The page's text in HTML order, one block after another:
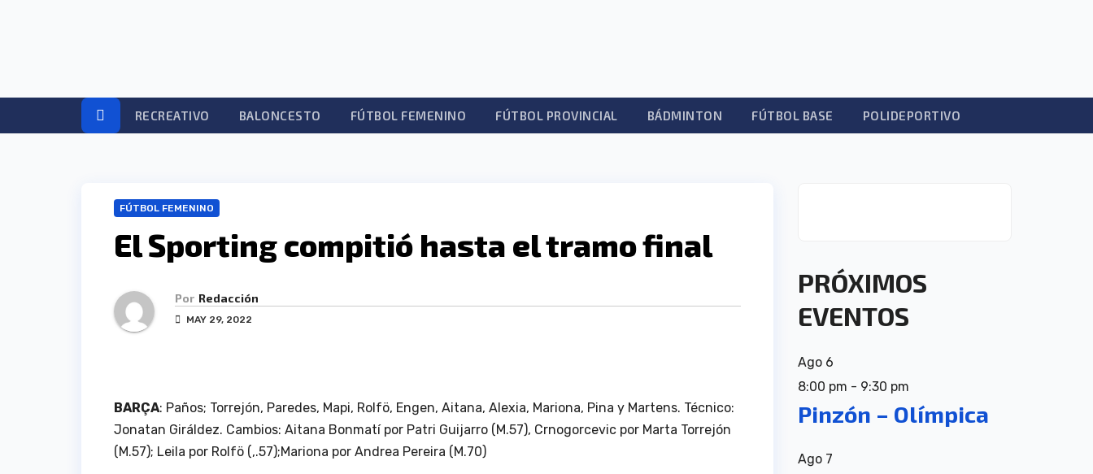
RECREATIVO BALONCESTO FÚTBOL FEMENINO FÚTBOL PROVINCIAL BÁDMINTON FÚTBOL BASE POLIDEPORTIVO
FÚTBOL FEMENINO
El Sporting compitió hasta el tramo final
Por Redacción
MAY 29, 2022
BARÇA: Paños; Torrejón, Paredes, Mapi, Rolfö, Engen, Aitana, Alexia, Mariona, Pina y Martens. Técnico:
Jonatan Giráldez. Cambios: Aitana Bonmatí por Patri Guijarro (M.57), Crnogorcevic por Marta Torrejón
(M.57); Leila por Rolfö (,.57);Mariona por Andrea Pereira (M.70)
PRÓXIMOS
EVENTOS
Ago 6
8:00 pm - 9:30 pm
Pinzón – Olímpica
Ago 7